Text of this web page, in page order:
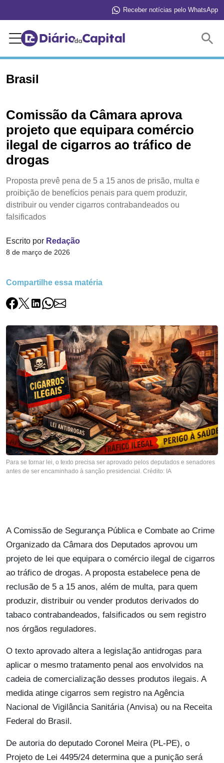
Receber notícias pelo WhatsApp
Brasil
Comissão da Câmara aprova
projeto que equipara comércio
ilegal de cigarros ao tráfico de
drogas
Proposta prevê pena de 5 a 15 anos de prisão, multa e
proibição de benefícios penais para quem produzir,
distribuir ou vender cigarros contrabandeados ou
falsificados
Escrito por Redação
8 de março de 2026
Compartilhe essa matéria
Para se tornar lei, o texto precisa ser aprovado pelos deputados e senadores
antes de ser encaminhado à sanção presidencial. Crédito: IA
A Comissão de Segurança Pública e Combate ao Crime
Organizado da Câmara dos Deputados aprovou um
projeto de lei que equipara o comércio ilegal de cigarros
ao tráfico de drogas. A proposta estabelece pena de
reclusão de 5 a 15 anos, além de multa, para quem
produzir, distribuir ou vender produtos derivados do
tabaco contrabandeados, falsificados ou sem registro
nos órgãos reguladores.
O texto aprovado altera a legislação antidrogas para
aplicar o mesmo tratamento penal aos envolvidos na
cadeia de comercialização desses produtos ilegais. A
medida atinge cigarros sem registro na Agência
Nacional de Vigilância Sanitária (Anvisa) ou na Receita
Federal do Brasil.
De autoria do deputado Coronel Meira (PL-PE), o
Projeto de Lei 4495/24 determina que a punição será